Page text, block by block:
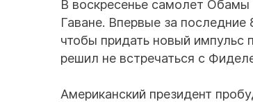
В воскресенье самолет
Гаване. Впервые за
чтобы придать новый импульс
решил не встречаться с
Американский президент